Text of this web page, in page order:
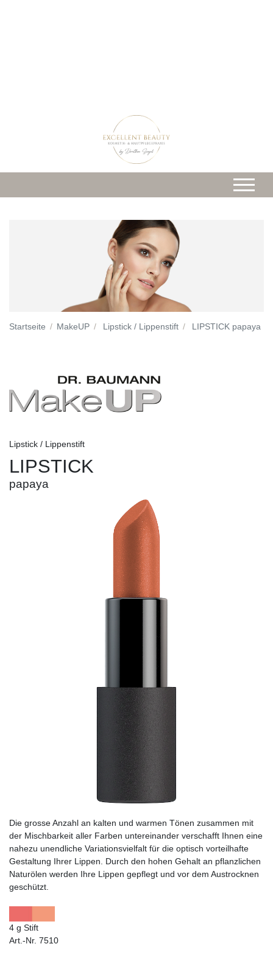
Startseite MakeUP Lipstick / Lippenstift LIPSTICK papaya
Lipstick / Lippenstift
LIPSTICK
papaya
Die grosse Anzahl an kalten und warmen Tönen zusammen mit
der Mischbarkeit aller Farben untereinander verschafft Ihnen eine
nahezu unendliche Variationsvielfalt für die optisch vorteilhafte
Gestaltung Ihrer Lippen. Durch den hohen Gehalt an pflanzlichen
Naturölen werden Ihre Lippen gepflegt und vor dem Austrocknen
geschützt.
4 g Stift
Art.-Nr. 7510